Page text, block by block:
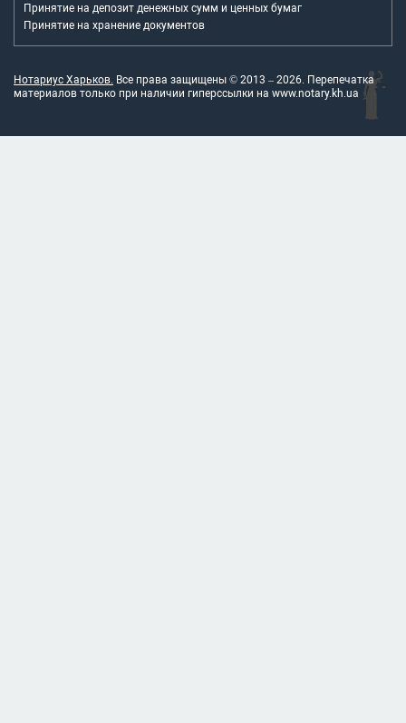
Принятие на депозит денежных сумм и ценных бумаг
Принятие на хранение документов
Нотариус Харьков. Все права защищены © 2013 – 2026. Перепечатка
материалов только при наличии гиперссылки на www.notary.kh.ua